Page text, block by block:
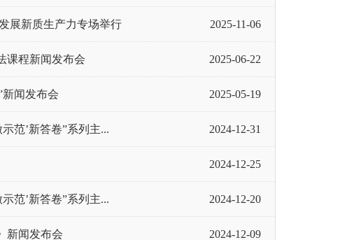
展新质生产力专场举行 2025-11-06
课程新闻发布会 2025-06-22
新闻发布会 2025-05-19
范’新答卷”系列主... 2024-12-31
2024-12-25
范’新答卷”系列主... 2024-12-20
新闻发布会 2024-12-09